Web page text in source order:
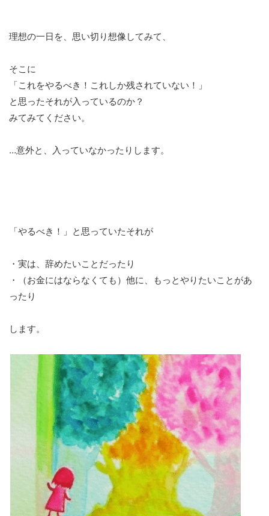
理想の一日を、思い切り想像してみて、
そこに
「これをやるべき！これしか残されていない！」
と思ったそれが入っているのか？
みてみてください。
…意外と、入っていなかったりします。
「やるべき！」と思っていたそれが
・実は、辞めたいことだったり
・（お金にはならなくても）他に、もっとやりたいことがあ
ったり
します。